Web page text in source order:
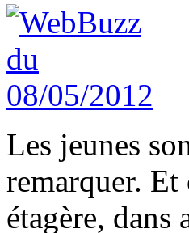
Les jeunes
remarquer. Et
étagère,